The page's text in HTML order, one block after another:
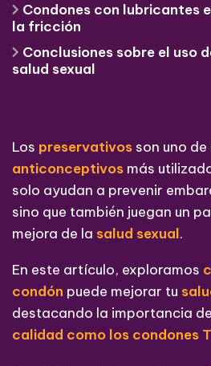
Condones con lubricantes
la fricción
Conclusiones sobre el uso
salud sexual
Los preservativos son uno de
anticonceptivos más
solo ayudan a prevenir
sino que también juegan un
mejora de la salud sexual.
En este artículo, exploramos
condón puede mejorar tu
destacando la importancia
calidad como los condones